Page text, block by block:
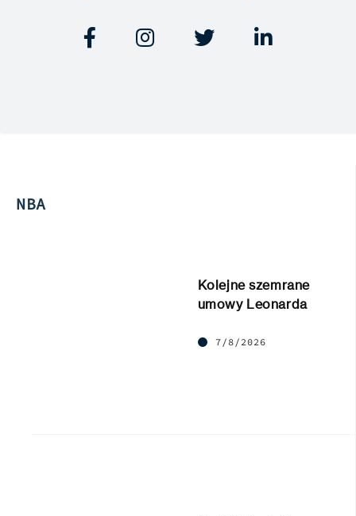
   
NBA
Kolejne szemrane
umowy Leonarda
7/8/2026